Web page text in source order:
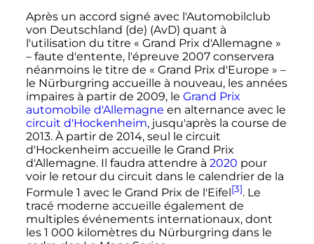
Après un accord signé avec l'Automobilclub
von Deutschland (de) (AvD) quant à
l'utilisation du titre « Grand Prix d'Allemagne »
– faute d'entente, l'épreuve 2007 conservera
néanmoins le titre de « Grand Prix d'Europe » –
le Nürburgring accueille à nouveau, les années
impaires à partir de 2009, le Grand Prix
automobile d'Allemagne en alternance avec le
circuit d'Hockenheim, jusqu'après la course de
2013. À partir de 2014, seul le circuit
d'Hockenheim accueille le Grand Prix
d'Allemagne. Il faudra attendre à 2020 pour
voir le retour du circuit dans le calendrier de la
Formule 1 avec le Grand Prix de l'Eifel [3]. Le
tracé moderne accueille également de
multiples événements internationaux, dont
les 1 000 kilomètresdu Nürburgring dans le